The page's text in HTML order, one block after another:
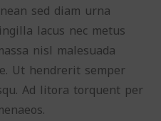
sed diam urna
lacus nec metus
nisl malesuada
Ut hendrerit semper
Ad litora torquent per